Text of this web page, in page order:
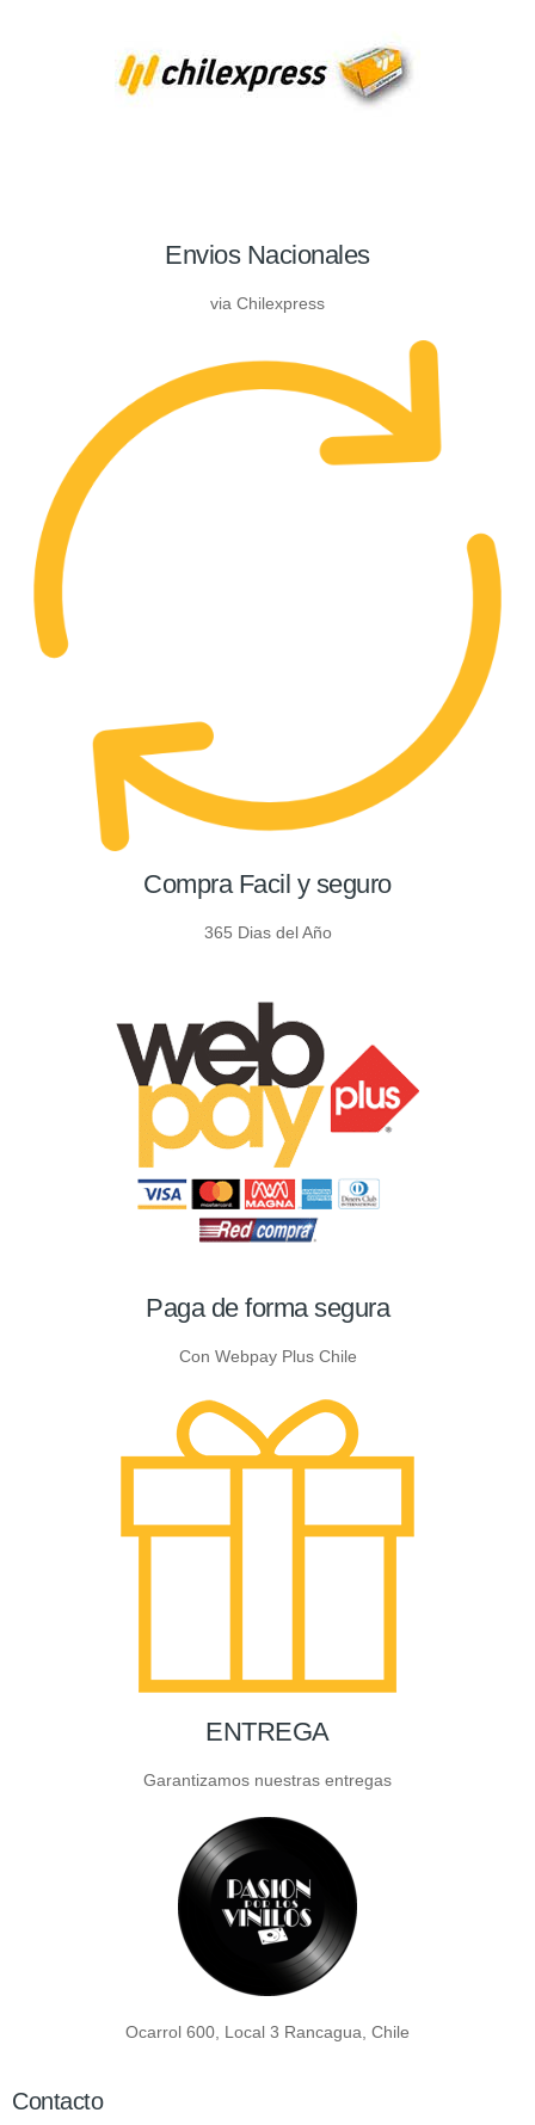
Envios Nacionales
via Chilexpress
Compra Facil y seguro
365 Dias del Año
Paga de forma segura
Con Webpay Plus Chile
ENTREGA
Garantizamos nuestras entregas
Ocarrol 600, Local 3 Rancagua, Chile
Contacto